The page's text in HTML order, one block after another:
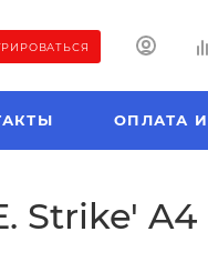
ОПЛАТА
Strike' A4